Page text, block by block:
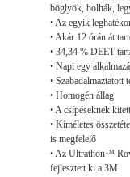
böglyök, bolhák,
• Az egyik
• Akár 12 órán át
• 34,34 % DEET
• Napi egy
•
• Homogén állag
• A csípéseknek
• Kíméletes
is megfelelő
• Az Ultrathon™
fejlesztett ki a 3M